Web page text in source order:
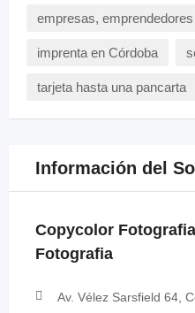
empresas,
imprenta en Córdoba
tarjeta hasta una pancarta
Información del
Copycolor
Fotografia
Av. Vélez Sarsfield 64,